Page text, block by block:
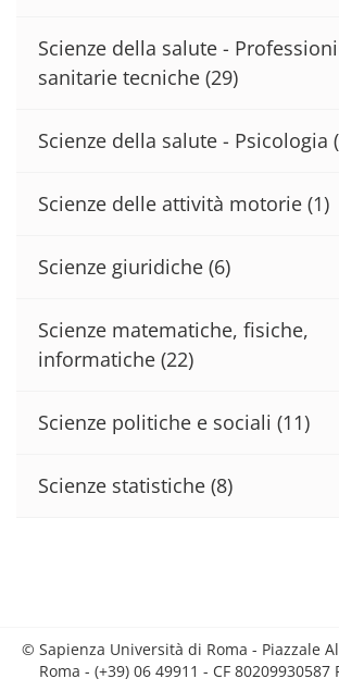
Scienze della salute - Professioni
sanitarie tecniche (29)
Scienze della salute - Psicologia
Scienze delle attività motorie (1)
Scienze giuridiche (6)
Scienze matematiche, fisiche,
informatiche (22)
Scienze politiche e sociali (11)
Scienze statistiche (8)
© Sapienza Università di Roma - Piazzale
Roma - (+39) 06 49911 - CF 80209930587